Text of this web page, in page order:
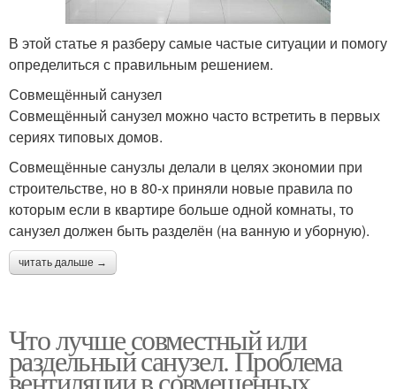
В этой статье я разберу самые частые ситуации и помогу
определиться с правильным решением.
Совмещённый санузел
Совмещённый санузел можно часто встретить в первых
сериях типовых домов.
Совмещённые санузлы делали в целях экономии при
строительстве, но в 80-х приняли новые правила по
которым если в квартире больше одной комнаты, то
санузел должен быть разделён (на ванную и уборную).
читать дальше →
Что лучше совместный или
раздельный санузел. Проблема